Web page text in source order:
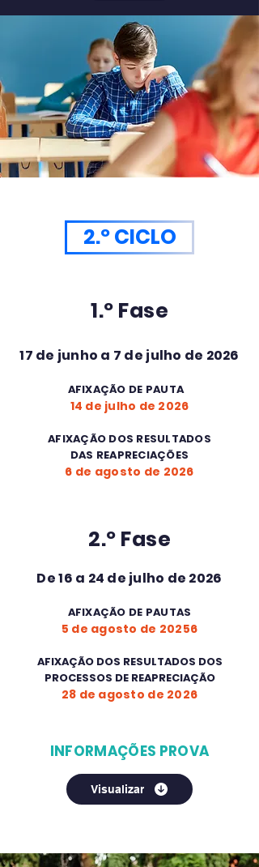
2.º CICLO
1.º Fase
17 de junho a 7 de julho de 2026
AFIXAÇÃO DE PAUTAS
14 de julho de 2026
AFIXAÇÃO DOS RESULTADOS
DAS REAPRECIAÇÕES
6 de agosto de 2026
2.º Fase
De 16 a 24 de julho de 2026
AFIXAÇÃO DE PAUTAS
5 de agosto de 20256
AFIXAÇÃO DOS RESULTADOS DOS
PROCESSOS DE REAPRECIAÇÃO
28 de agosto de 2026
INFORMAÇÕES PROVA
Visualizar